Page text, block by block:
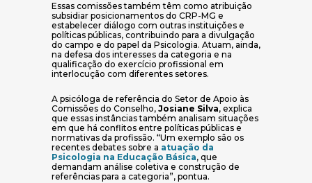
Essas comissões também têm como atribuição
subsidiar posicionamentos do CRP-MG e
estabelecer diálogo com outras instituições e
políticas públicas, contribuindo para a divulgação
do campo e do papel da Psicologia. Atuam, ainda,
na defesa dos interesses da categoria e na
qualificação do exercício profissional em
interlocução com diferentes setores.
A psicóloga de referência do Setor de Apoio às
Comissões do Conselho, Josiane Silva, explica
que essas instâncias também analisam situações
em que há conflitos entre políticas públicas e
normativas da profissão. “Um exemplo são os
recentes debates sobre a atuação da
Psicologia na Educação Básica(abre em nova janela)
, que
demandam análise coletiva e construção de
referências para a categoria”, pontua.